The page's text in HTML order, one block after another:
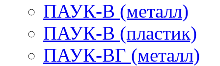
ПАУК-В (металл)
ПАУК-В (пластик)
ПАУК-ВГ (металл)